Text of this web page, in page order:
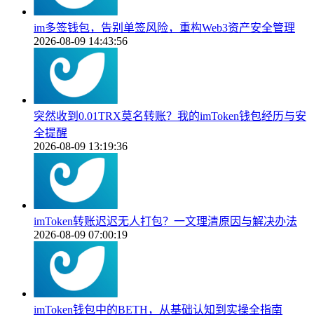
im多签钱包，告别单签风险，重构Web3资产安全管理
2026-08-09 14:43:56
突然收到0.01TRX莫名转账？我的imToken钱包经历与安
全提醒
2026-08-09 13:19:36
imToken转账迟迟无人打包？一文理清原因与解决办法
2026-08-09 07:00:19
imToken钱包中的BETH，从基础认知到实操全指南